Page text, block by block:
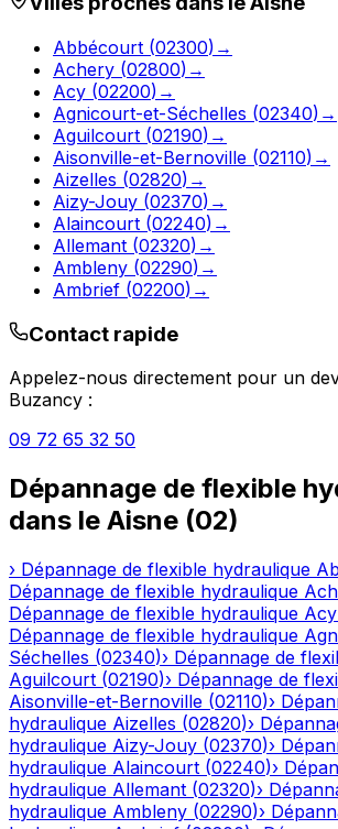
Abbécourt (02300) →
Achery (02800) →
Acy (02200) →
Agnicourt-et-Séchelles (02340) →
Aguilcourt (02190) →
Aisonville-et-Bernoville (02110) →
Aizelles (02820) →
Aizy-Jouy (02370) →
Alaincourt (02240) →
Allemant (02320) →
Ambleny (02290) →
Ambrief (02200) →
Contact rapide
Appelez-nous directement pour un
Buzancy :
09 72 65 32 50
Dépannage de flexible
dans le Aisne (02)
› Dépannage de flexible hydraulique
Dépannage de flexible hydraulique
Dépannage de flexible hydraulique Acy
Dépannage de flexible hydraulique
Séchelles (02340)› Dépannage de
Aguilcourt (02190)› Dépannage de
Aisonville-et-Bernoville (02110)›
hydraulique Aizelles (02820)›
hydraulique Aizy-Jouy (02370)›
hydraulique Alaincourt (02240)›
hydraulique Allemant (02320)›
hydraulique Ambleny (02290)›